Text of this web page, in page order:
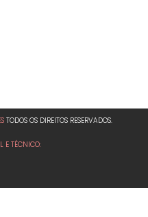
TODOS OS DIREITOS RESERVADOS.
E TÉCNICO: